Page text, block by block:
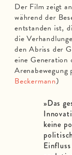
Der Film zeigt
während der
entstanden ist,
die
den Abriss der
eine Generation
Beckermann)
»Das
keine